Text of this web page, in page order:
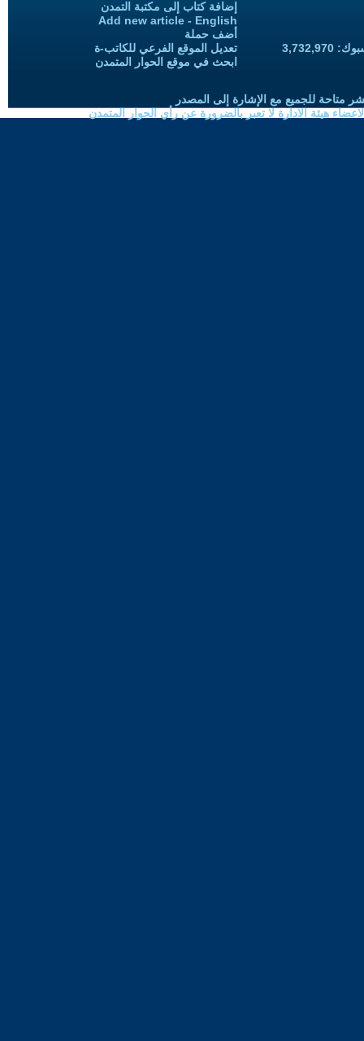
إضافة كتاب إلى مكتبة التمدن
Add new article - English
أضف حملة
تعديل الموقع الفرعي للكاتب-ة
ابحث في موقع الحوار المتمدن
متاحة للجميع مع الإشارة إلى المصدر
هيئة الادارة لا تعبر بالضرورة عن رأي الحوار المتمدن